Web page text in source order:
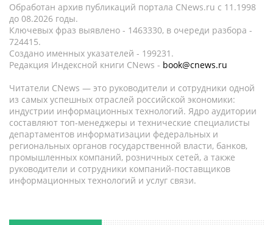
Обработан архив публикаций портала CNews.ru c 11.1998
до 08.2026 годы.
Ключевых фраз выявлено - 1463330, в очереди разбора -
724415.
Создано именных указателей - 199231.
Редакция Индексной книги CNews - book@cnews.ru
Читатели CNews — это руководители и сотрудники одной
из самых успешных отраслей российской экономики:
индустрии информационных технологий. Ядро аудитории
составляют топ-менеджеры и технические специалисты
департаментов информатизации федеральных и
региональных органов государственной власти, банков,
промышленных компаний, розничных сетей, а также
руководители и сотрудники компаний-поставщиков
информационных технологий и услуг связи.